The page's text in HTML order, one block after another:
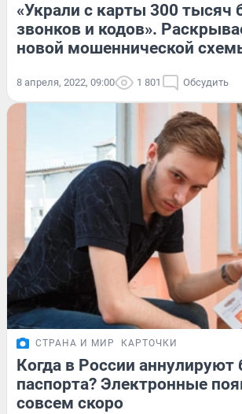
«Украли с карты 300 тысяч
звонков и кодов».
новой мошеннической
8 апреля, 2022, 09:00 1 801 Обсудить
СТРАНА И МИР КАРТОЧКИ
Когда в России
паспорта? Электронные
совсем скоро